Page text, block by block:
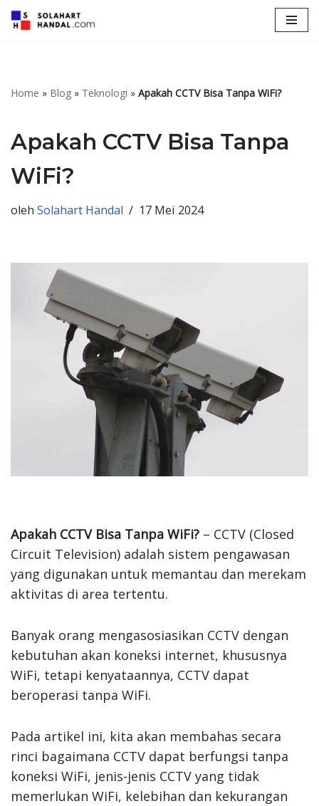
Home » Blog » Teknologi » Apakah CCTV Bisa Tanpa WiFi?
Apakah CCTV Bisa Tanpa
WiFi?
oleh Solahart Handal 17 Mei 2024
Apakah CCTV Bisa Tanpa WiFi? – CCTV (Closed
Circuit Television) adalah sistem pengawasan
yang digunakan untuk memantau dan merekam
aktivitas di area tertentu.
Banyak orang mengasosiasikan CCTV dengan
kebutuhan akan koneksi internet, khususnya
WiFi, tetapi kenyataannya, CCTV dapat
beroperasi tanpa WiFi.
Pada artikel ini, kita akan membahas secara
rinci bagaimana CCTV dapat berfungsi tanpa
koneksi WiFi, jenis-jenis CCTV yang tidak
memerlukan WiFi, kelebihan dan kekurangan